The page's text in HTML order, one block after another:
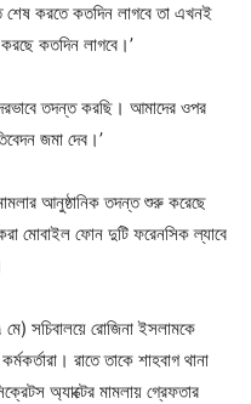
শেষ করতে কতদিন লাগবে তা এখনই
কতদিন লাগবে।’
তদন্ত করছি। আমাদের ওপর
জমা দেব।’
আনুষ্ঠানিক তদন্ত শুরু করেছে
মোবাইল ফোন দুটি ফরেনসিক ল্যাবে
সচিবালয়ে রোজিনা ইসলামকে
রাতে তাকে শাহবাগ থানা
অ্যাক্টের মামলায় গ্রেফতার